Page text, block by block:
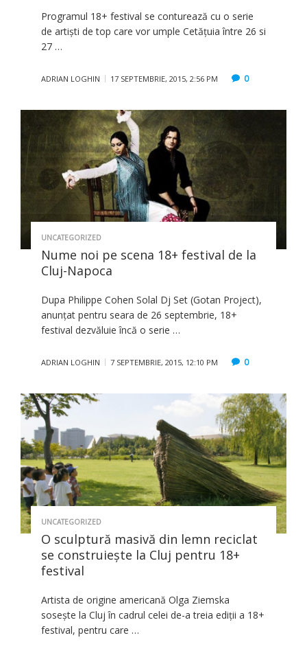
Programul 18+ festival se conturează cu o serie
de artişti de top care vor umple Cetăţuia între 26 si
27 …
ADRIAN LOGHIN 17 SEPTEMBRIE, 2015, 2:56 PM 0
UNCATEGORIZED
Nume noi pe scena 18+ festival de la
Cluj-Napoca
Dupa Philippe Cohen Solal Dj Set (Gotan Project),
anunțat pentru seara de 26 septembrie, 18+
festival dezvăluie încă o serie …
ADRIAN LOGHIN 7 SEPTEMBRIE, 2015, 12:10 PM 0
UNCATEGORIZED
O sculptură masivă din lemn reciclat
se construiește la Cluj pentru 18+
festival
Artista de origine americană Olga Ziemska
sosește la Cluj în cadrul celei de-a treia ediții a 18+
festival, pentru care …